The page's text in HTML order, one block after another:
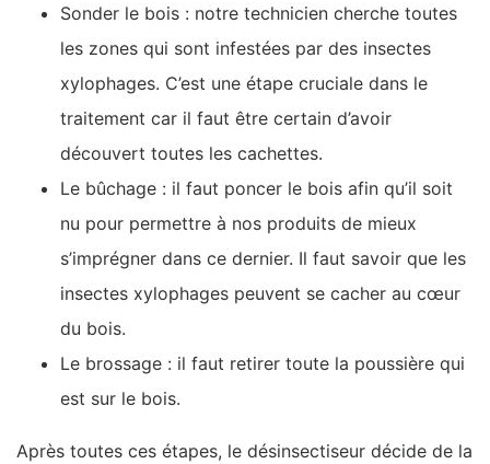
Sonder le bois : notre technicien cherche toutes
les zones qui sont infestées par des insectes
xylophages. C’est une étape cruciale dans le
traitement car il faut être certain d’avoir
découvert toutes les cachettes.
Le bûchage : il faut poncer le bois afin qu’il soit
nu pour permettre à nos produits de mieux
s’imprégner dans ce dernier. Il faut savoir que les
insectes xylophages peuvent se cacher au cœur
du bois.
Le brossage : il faut retirer toute la poussière qui
est sur le bois.
Après toutes ces étapes, le désinsectiseur décide de la